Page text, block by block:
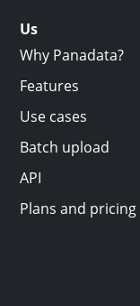
Us
Why Panadata?
Features
Use cases
Batch upload
API
Plans and pricing